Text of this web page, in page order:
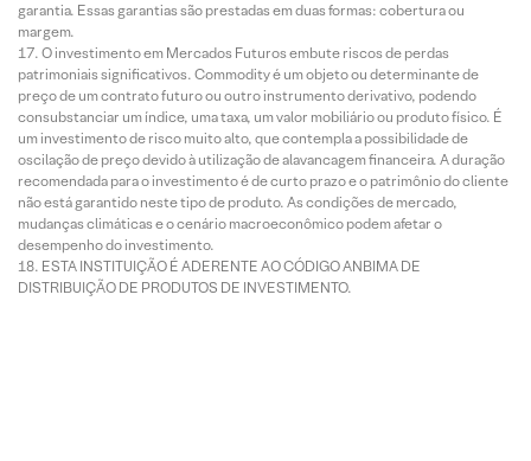
garantia. Essas garantias são prestadas em duas formas: cobertura ou
margem.
O investimento em Mercados Futuros embute riscos de perdas
patrimoniais significativos. Commodity é um objeto ou determinante de
preço de um contrato futuro ou outro instrumento derivativo, podendo
consubstanciar um índice, uma taxa, um valor mobiliário ou produto físico. É
um investimento de risco muito alto, que contempla a possibilidade de
oscilação de preço devido à utilização de alavancagem financeira. A duração
recomendada para o investimento é de curto prazo e o patrimônio do cliente
não está garantido neste tipo de produto. As condições de mercado,
mudanças climáticas e o cenário macroeconômico podem afetar o
desempenho do investimento.
ESTA INSTITUIÇÃO É ADERENTE AO CÓDIGO ANBIMA DE
DISTRIBUIÇÃO DE PRODUTOS DE INVESTIMENTO.